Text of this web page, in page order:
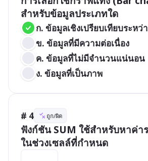
สำหรับข้อมูลประเภทใด
ก. ข้อมูลเชิงเปรียบเทียบระหว่
ข. ข้อมูลที่มีความต่อเนื่อง
ค. ข้อมูลที่ไม่มีจำนวนแน่นอน
ง. ข้อมูลที่เป็นภาพ
# 4 ถูก/ผิด
ฟังก์ชัน SUM ใช้สำหรับหาค่า
ในช่วงเซลล์ที่กำหนด